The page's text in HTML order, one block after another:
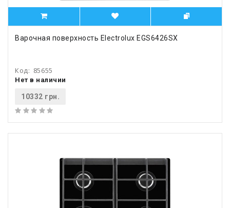
Варочная поверхность Electrolux EGS6426SX
Код: 85655
Нет в наличии
10332 грн.